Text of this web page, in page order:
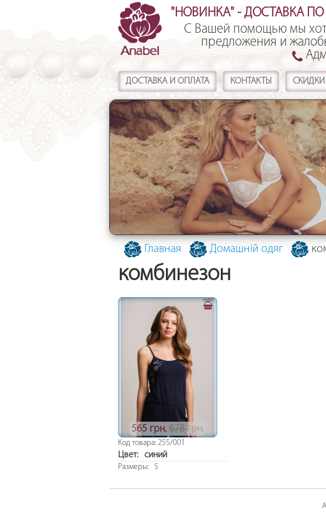
"НОВИНКА" - ДОСТАВКА
С Вашей помощью мы
предложения и
ДОСТАВКА И ОПЛАТА КОНТАКТЫ СКИДКИ
Главная Домашній одяг
комбинезон
Код товара: 255/001
565 грн. 678 грн.
Цвет: синий
Размеры: S